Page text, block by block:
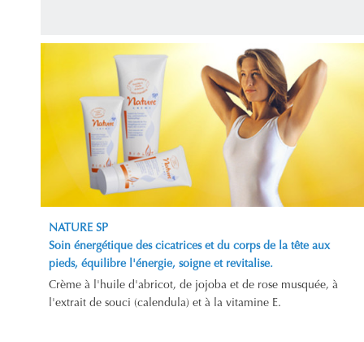
NATURE SP
Soin énergétique des cicatrices et du corps de la tête aux
pieds, équilibre l'énergie, soigne et revitalise.
Crème à l'huile d'abricot, de jojoba et de rose musquée, à
l'extrait de souci (calendula) et à la vitamine E.